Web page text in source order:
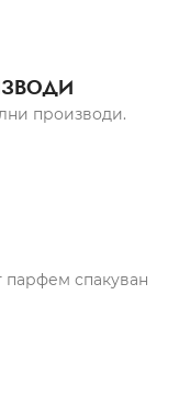
производи.
спакуван